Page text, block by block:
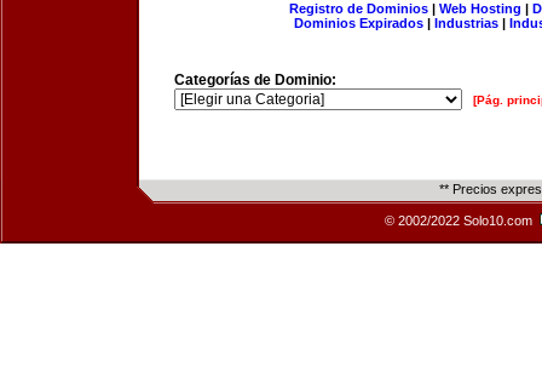
Registro de Dominios| Web Hosting |
Dominios Expirados | Industrias |
Categorías de Dominio:
[Pág.
** Precios
© 2002/2022 Solo10.com